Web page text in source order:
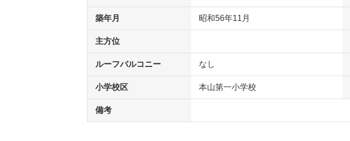
築年月 昭和56年11月
主方位
ルーフバルコニー なし
小学校区 本山第一小学校
備考